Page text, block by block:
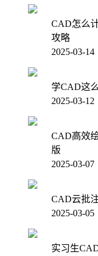
CAD怎么
攻略
2025-03-
学CAD这
2025-03-
CAD高效
版
2025-03-
CAD云批
2025-03-
实习生